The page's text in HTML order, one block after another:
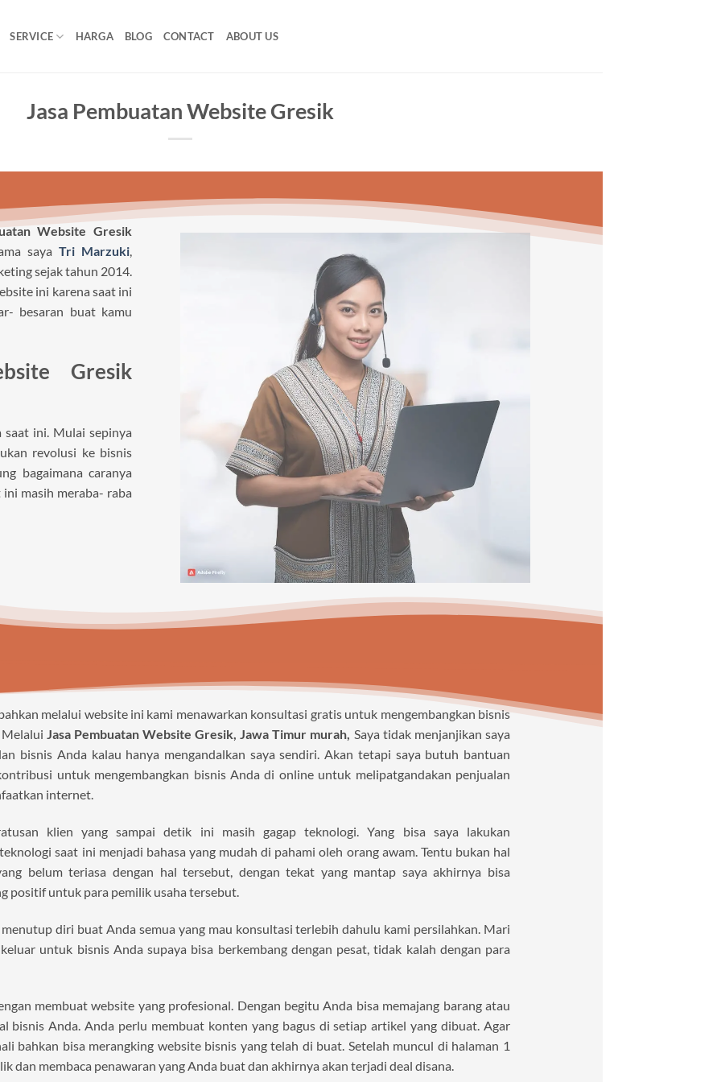
SERVICE HARGA BLOG CONTACT ABOUT US
Jasa Pembuatan Website Gresik
Website Gresik
saya Tri Marzuki,
sejak tahun 2014.
ini karena saat ini
besaran buat kamu
Gresik
ini. Mulai sepinya
revolusi ke bisnis
bagaimana caranya
masih meraba- raba
melalui website ini kami menawarkan konsultasi gratis untuk mengembangkan bisnis
Jasa Pembuatan Website Gresik, Jawa Timur murah, Saya tidak menjanjikan saya
bisnis Anda kalau hanya mengandalkan saya sendiri. Akan tetapi saya butuh bantuan
untuk mengembangkan bisnis Anda di online untuk melipatgandakan penjualan
internet.
klien yang sampai detik ini masih gagap teknologi. Yang bisa saya lakukan
saat ini menjadi bahasa yang mudah di pahami oleh orang awam. Tentu bukan hal
belum teriasa dengan hal tersebut, dengan tekat yang mantap saya akhirnya bisa
positif untuk para pemilik usaha tersebut.
diri buat Anda semua yang mau konsultasi terlebih dahulu kami persilahkan. Mari
untuk bisnis Anda supaya bisa berkembang dengan pesat, tidak kalah dengan para
membuat website yang profesional. Dengan begitu Anda bisa memajang barang atau
bisnis Anda. Anda perlu membuat konten yang bagus di setiap artikel yang dibuat. Agar
bahkan bisa merangking website bisnis yang telah di buat. Setelah muncul di halaman 1
dan membaca penawaran yang Anda buat dan akhirnya akan terjadi deal disana.